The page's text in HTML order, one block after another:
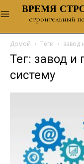
ВРЕМЯ
строительный
Домой Теги завод
Тег: завод и
систему